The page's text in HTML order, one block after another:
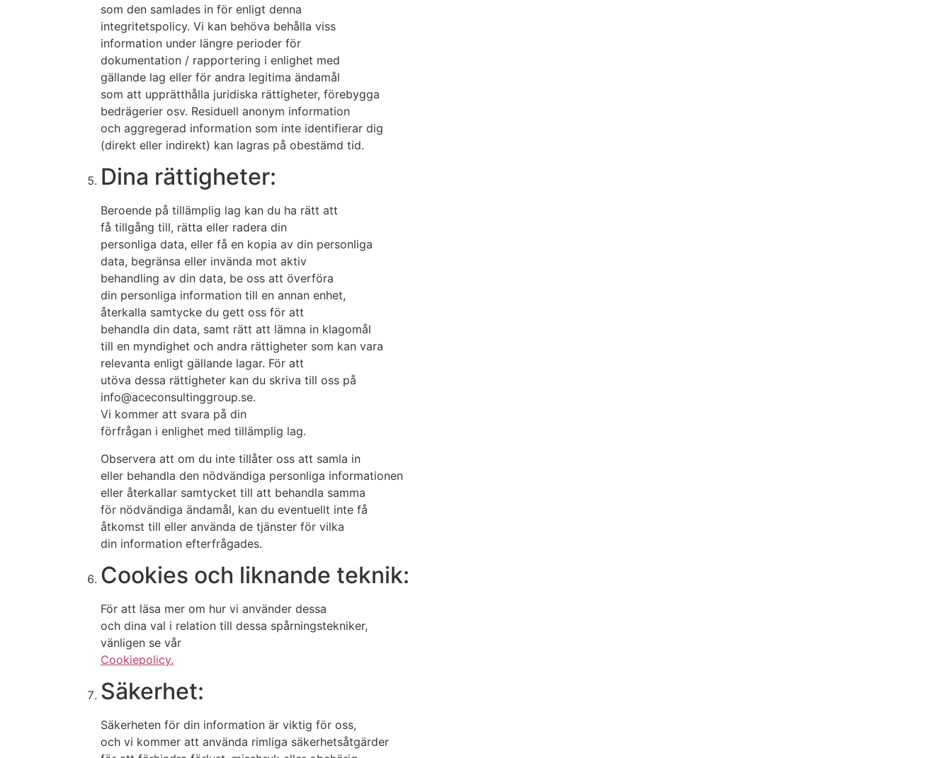
som den samlades in för enligt denna
integritetspolicy. Vi kan behöva behålla viss
information under längre perioder för
dokumentation / rapportering i enlighet med
gällande lag eller för andra legitima ändamål
som att upprätthålla juridiska rättigheter, förebygga
bedrägerier osv. Residuell anonym information
och aggregerad information som inte identifierar dig
(direkt eller indirekt) kan lagras på obestämd tid.
Dina rättigheter:
Beroende på tillämplig lag kan du ha rätt att
få tillgång till, rätta eller radera din
personliga data, eller få en kopia av din personliga
data, begränsa eller invända mot aktiv
behandling av din data, be oss att överföra
din personliga information till en annan enhet,
återkalla samtycke du gett oss för att
behandla din data, samt rätt att lämna in klagomål
till en myndighet och andra rättigheter som kan vara
relevanta enligt gällande lagar. För att
utöva dessa rättigheter kan du skriva till oss på
info@aceconsultinggroup.se.
Vi kommer att svara på din
förfrågan i enlighet med tillämplig lag.
Observera att om du inte tillåter oss att samla in
eller behandla den nödvändiga personliga informationen
eller återkallar samtycket till att behandla samma
för nödvändiga ändamål, kan du eventuellt inte få
åtkomst till eller använda de tjänster för vilka
din information efterfrågades.
Cookies och liknande teknik:
För att läsa mer om hur vi använder dessa
och dina val i relation till dessa spårningstekniker,
vänligen se vår
Cookiepolicy.
Säkerhet:
Säkerheten för din information är viktig för oss,
och vi kommer att använda rimliga säkerhetsåtgärder